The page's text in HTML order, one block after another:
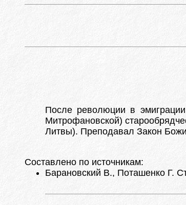
После революции в
Митрофановской)
Литвы). Преподавал Закон
Составлено по источникам:
Барановский В., Поташенко Г.